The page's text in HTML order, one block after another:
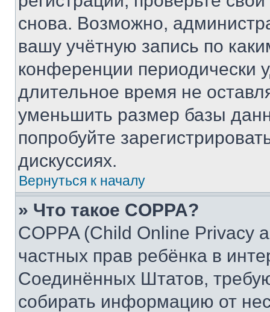
снова. Возможно,
вашу учётную запись по
конференции периодически
длительное время не
уменьшить размер базы
попробуйте
дискуссиях.
Вернуться к началу
» Что такое COPPA?
COPPA (Child Online Privacy
частных прав ребёнка в
Соединённых Штатов,
собирать информацию от